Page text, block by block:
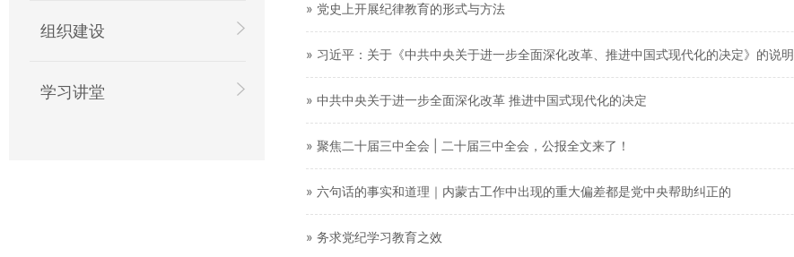
组织建设
学习讲堂
» 党史上开展纪律教育的形式与方法
» 习近平：关于《中共中央关于进一步全面深化改革、推进中国式现代化的决定》的说明
» 中共中央关于进一步全面深化改革 推进中国式现代化的决定
» 聚焦二十届三中全会 | 二十届三中全会，公报全文来了！
» 六句话的事实和道理｜内蒙古工作中出现的重大偏差都是党中央帮助纠正的
» 务求党纪学习教育之效